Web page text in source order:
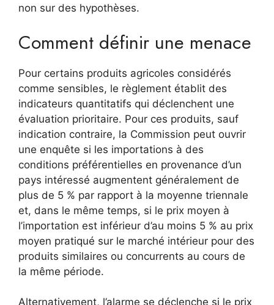
non sur des hypothèses.
Comment définir une menace
Pour certains produits agricoles considérés
comme sensibles, le règlement établit des
indicateurs quantitatifs qui déclenchent une
évaluation prioritaire. Pour ces produits, sauf
indication contraire, la Commission peut ouvrir
une enquête si les importations à des
conditions préférentielles en provenance d’un
pays intéressé augmentent généralement de
plus de 5 % par rapport à la moyenne triennale
et, dans le même temps, si le prix moyen à
l’importation est inférieur d’au moins 5 % au prix
moyen pratiqué sur le marché intérieur pour des
produits similaires ou concurrents au cours de
la même période.
Alternativement, l’alarme se déclenche si le prix